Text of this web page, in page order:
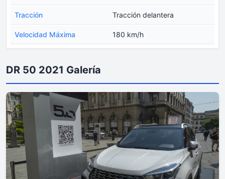
Tracción Tracción delantera
Velocidad Máxima 180 km/h
DR 50 2021 Galería